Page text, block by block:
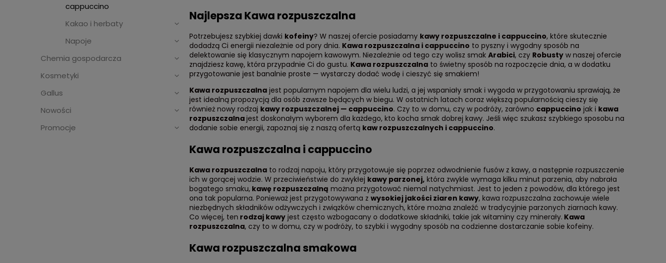
cappuccino
Kakao i herbaty
Napoje
Chemia gospodarcza
Kosmetyki
Gallus
Nowości
Promocje
Najlepsza Kawa rozpuszczalna
Potrzebujesz szybkiej dawki kofeiny? W naszej ofercie posiadamy kawy rozpuszczalne i cappuccino, które skutecznie
dodadzą Ci energii niezależnie od pory dnia. Kawa rozpuszczalna i cappuccino to pyszny i wygodny sposób na
delektowanie się klasycznym napojem kawowym. Niezależnie od tego czy wolisz smak Arabici, czy Robusty w naszej ofercie
znajdziesz kawę, która przypadnie Ci do gustu. Kawa rozpuszczalna to świetny sposób na rozpoczęcie dnia, a w dodatku
przygotowanie jest banalnie proste — wystarczy dodać wodę i cieszyć się smakiem!
Kawa rozpuszczalna jest popularnym napojem dla wielu ludzi, a jej wspaniały smak i wygoda w przygotowaniu sprawiają, że
jest idealną propozycją dla osób zawsze będących w biegu. W ostatnich latach coraz większą popularnością cieszy się
również nowy rodzaj kawy rozpuszczalnej — cappuccino. Czy to w domu, czy w podróży, zarówno cappuccino jak i kawa
rozpuszczalnajest doskonałym wyborem dla każdego, kto kocha smak dobrej kawy. Jeśli więc szukasz szybkiego sposobu na
dodanie sobie energii, zapoznaj się z naszą ofertą kaw rozpuszczalnych i cappuccino.
Kawa rozpuszczalna i cappuccino
Kawa rozpuszczalna to rodzaj napoju, który przygotowuje się poprzez odwodnienie fusów z kawy, a następnie rozpuszczenie
ich w gorącej wodzie. W przeciwieństwie do zwykłej kawy parzonej, która zwykle wymaga kilku minut parzenia, aby nabrała
bogatego smaku, kawę rozpuszczalną można przygotować niemal natychmiast. Jest to jeden z powodów, dla którego jest
ona tak popularna. Ponieważ jest przygotowywana z wysokiej jakości ziaren kawy, kawa rozpuszczalna zachowuje wiele
niezbędnych składników odżywczych i związków chemicznych, które można znaleźć w tradycyjnie parzonych ziarnach kawy.
Co więcej, ten rodzaj kawy jest często wzbogacany o dodatkowe składniki, takie jak witaminy czy minerały. Kawa
rozpuszczalna, czy to w domu, czy w podróży, to szybki i wygodny sposób na codzienne dostarczanie sobie kofeiny.
Kawa rozpuszczalna smakowa